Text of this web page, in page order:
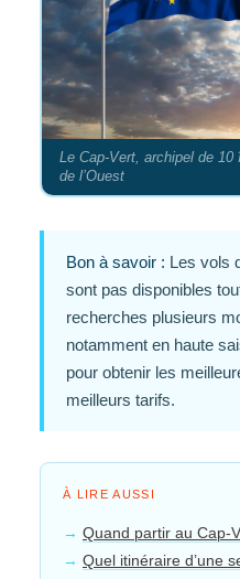
Le Cap-Vert, archipel de 10
de l’Ouest
Bon à savoir : Les vols
sont pas disponibles
recherches plusieurs
notamment en haute
pour obtenir les
meilleurs tarifs.
À LIRE AUSSI
Quand partir au Cap-
Quel itinéraire d’une